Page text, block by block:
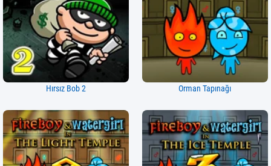
Hırsız Bob 2 Orman Tapınağı